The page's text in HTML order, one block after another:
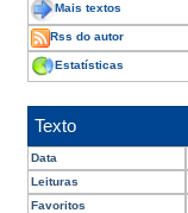
Mais textos
Rss do autor
Estatísticas
Texto
Data
Leituras
Favoritos